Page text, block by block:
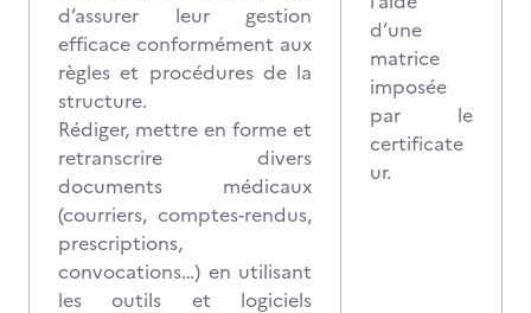
d’assurer leur gestion
efficace conformément aux
règles et procédures de la
structure.
Rédiger, mettre en forme et
retranscrire divers
documents médicaux
(courriers, comptes-rendus,
prescriptions,
convocations…) en utilisant
les outils et logiciels
d’une
matrice
imposée
par le
certificate
ur.